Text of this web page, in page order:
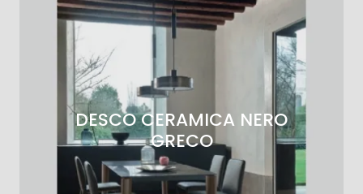
DESCO CERAMICA NERO
GRECO